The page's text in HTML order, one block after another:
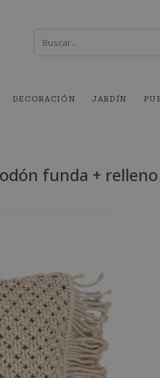
DECORACIÓN JARDÍN
funda +